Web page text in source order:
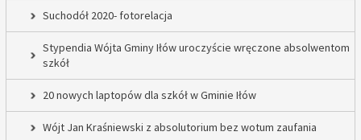
Suchodół 2020- fotorelacja
Stypendia Wójta Gminy Iłów uroczyście wręczone absolwentom
szkół
20 nowych laptopów dla szkół w Gminie Iłów
Wójt Jan Kraśniewski z absolutorium bez wotum zaufania